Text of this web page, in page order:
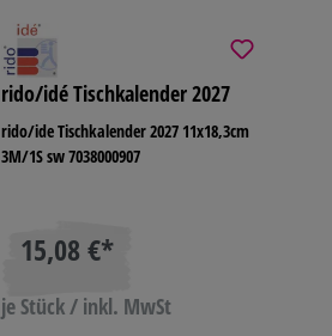
rido/idé Tischkalender 2027
rido/ide Tischkalender 2027 11x18,3cm
3M/1S sw 7038000907
15,08 €*
je Stück / inkl. MwSt